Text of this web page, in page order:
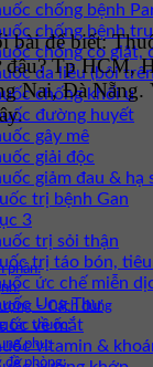
chống bệnh
chống bệnh
chống co giật,
da liễu (bôi
chống khối u
đường huyết
gây mê
giải độc
giảm đau & hạ
trị bệnh Gan
3
trị sỏi thận
trị táo bón,
ức chế miễn
Ung Thư
về mắt
vitamin &
để biết:
đâu? Tp HCM,
Nai, Đà Nẵng.
phần:
– Cách dùng
tác thuốc:
phụ:
đề phòng: